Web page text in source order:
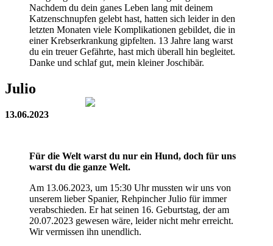
Nachdem du dein ganes Leben lang mit deinem
Katzenschnupfen gelebt hast, hatten sich leider in den
letzten Monaten viele Komplikationen gebildet, die in
einer Krebserkrankung gipfelten. 13 Jahre lang warst
du ein treuer Gefährte, hast mich überall hin begleitet.
Danke und schlaf gut, mein kleiner Joschibär.
Julio
13.06.2023
Für die Welt warst du nur ein Hund, doch für uns
warst du die ganze Welt.
Am 13.06.2023, um 15:30 Uhr mussten wir uns von
unserem lieber Spanier, Rehpincher Julio für immer
verabschieden. Er hat seinen 16. Geburtstag, der am
20.07.2023 gewesen wäre, leider nicht mehr erreicht.
Wir vermissen ihn unendlich.